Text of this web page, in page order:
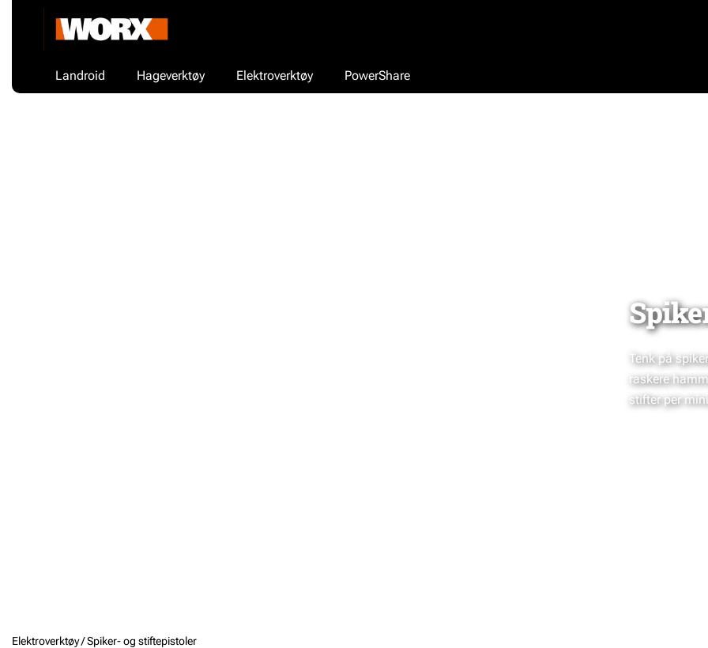
Landroid Hageverktøy Elektroverktøy PowerShare
Tenk på
raskere
stifter per
Elektroverktøy /Spiker- og stiftepistoler